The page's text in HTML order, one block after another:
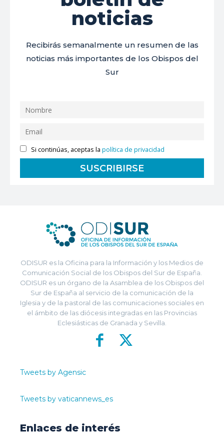
noticias
Recibirás semanalmente un resumen de las
noticias más importantes de los Obispos del
Sur
Si continúas, aceptas lapolítica de privacidad
ODISUR es la Oficina para la Información y los Medios de
Comunicación Social de los Obispos del Sur de España.
ODISUR es un órgano de la Asamblea de los Obispos del
Sur de España al servicio de la comunicación de la
Iglesia y de la pastoral de las comunicaciones sociales en
el ámbito de las diócesis integradas en las Provincias
Eclesiásticas de Granada y Sevilla.
Tweets by Agensic
Tweets by vaticannews_es
Enlaces de interés